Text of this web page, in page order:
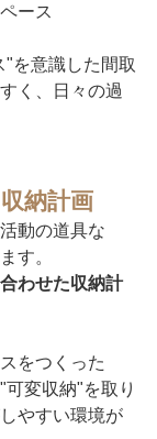
ース
を意識した間取
く、日々の過
納計画
動の道具な
す。
わせた収納計
をつくった
変収納"を取り
やすい環境が